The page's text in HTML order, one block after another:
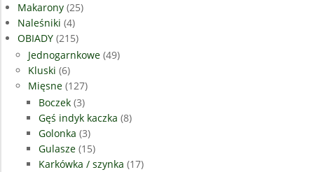
Makarony (25)
Naleśniki (4)
OBIADY (215)
Jednogarnkowe (49)
Kluski (6)
Mięsne (127)
Boczek (3)
Gęś indyk kaczka (8)
Golonka (3)
Gulasze (15)
Karkówka / szynka (17)